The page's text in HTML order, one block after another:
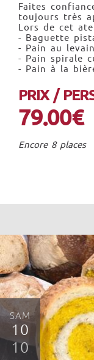
Faites
toujours très
Lors de cet
- Baguette
- Pain au levain
- Pain spirale
- Pain à la
PRIX /
79.00€
Encore 8 places
SAM
10
10